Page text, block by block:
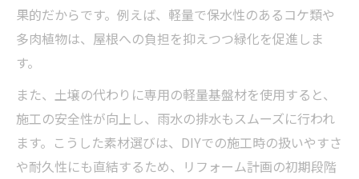
果的だからです。例えば、軽量で保水性のあるコケ類や
多肉植物は、屋根への負担を抑えつつ緑化を促進しま
す。
また、土壌の代わりに専用の軽量基盤材を使用すると、
施工の安全性が向上し、雨水の排水もスムーズに行われ
ます。こうした素材選びは、DIYでの施工時の扱いやすさ
や耐久性にも直結するため、リフォーム計画の初期段階